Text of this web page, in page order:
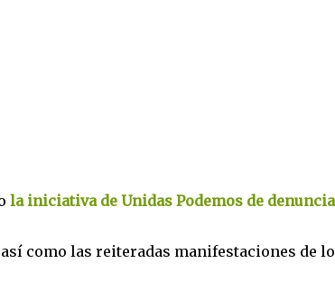
la iniciativa de Unidas Podemos de
como las reiteradas manifestaciones de